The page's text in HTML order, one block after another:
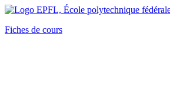
Fiches de cours